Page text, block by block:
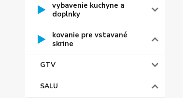
vybavenie kuchyne a
doplnky
kovanie pre vstavané
skrine
GTV
SALU